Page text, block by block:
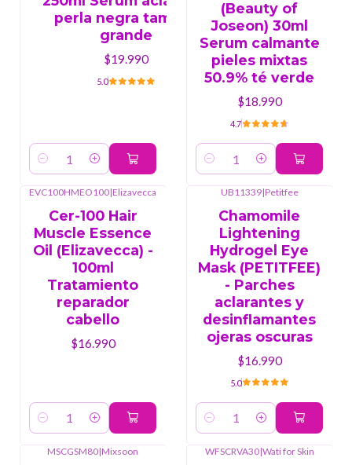
perla negra tamaño
grande
$19.990
5.0
Cantidad
(Beauty of
Joseon) 30ml
Serum calmante
pieles mixtas
50.9% té verde
$18.990
4.7
Cantidad
EVC100HMEO100|Elizavecca
Cer-100 Hair
Muscle Essence
Oil (Elizavecca) -
100ml
Tratamiento
reparador
cabello
$16.990
Cantidad
UB11339|Petitfee
Chamomile
Lightening
Hydrogel Eye
Mask (PETITFEE)
- Parches
aclarantes y
desinflamantes
ojeras oscuras
$16.990
5.0
Cantidad
MSCGSM80|Mixsoon WFSCRVA30|Wati for Skin